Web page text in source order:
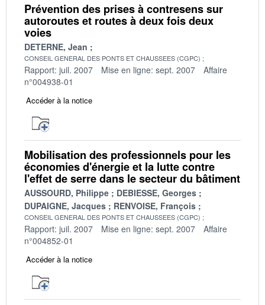
Prévention des prises à contresens sur
autoroutes et routes à deux fois deux
voies
DETERNE, Jean
CONSEIL GENERAL DES PONTS ET CHAUSSEES (CGPC)
Rapport: juil. 2007 Mise en ligne: sept. 2007
Affaire
n°004938-01
Accéder à la notice
Mobilisation des professionnels pour les
économies d'énergie et la lutte contre
l'effet de serre dans le secteur du bâtiment
AUSSOURD, Philippe
DEBIESSE, Georges
DUPAIGNE, Jacques
RENVOISE, François
CONSEIL GENERAL DES PONTS ET CHAUSSEES (CGPC)
Rapport: juil. 2007 Mise en ligne: sept. 2007
Affaire
n°004852-01
Accéder à la notice